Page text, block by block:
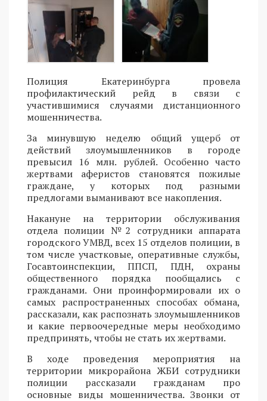
Полиция Екатеринбурга провела
профилактический рейд в связи с
участившимися случаями дистанционного
мошенничества.
За минувшую неделю общий ущерб от
действий злоумышленников в городе
превысил 16 млн. рублей. Особенно часто
жертвами аферистов становятся пожилые
граждане, у которых под разными
предлогами выманивают все накопления.
Накануне на территории обслуживания
отдела полиции №2 сотрудники аппарата
городского УМВД, всех 15 отделов полиции, в
том числе участковые, оперативные службы,
Госавтоинспекции, ППСП, ПДН, охраны
общественного порядка пообщались с
гражданами. Они проинформировали их о
самых распространенных способах обмана,
рассказали, как распознать злоумышленников
и какие первоочередные меры необходимо
предпринять, чтобы не стать их жертвами.
В ходе проведения мероприятия на
территории микрорайона ЖБИ сотрудники
полиции рассказали гражданам про
основные виды мошенничества. Звонки от